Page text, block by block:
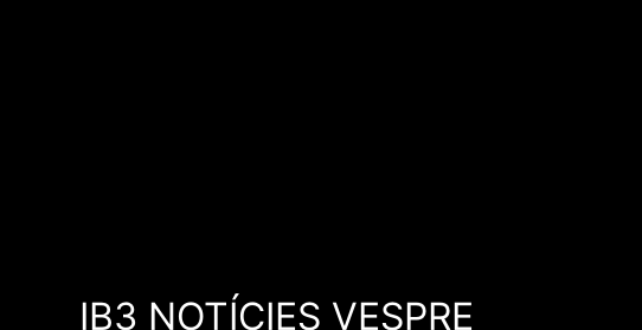
IB3 NOTÍCIES VESPRE